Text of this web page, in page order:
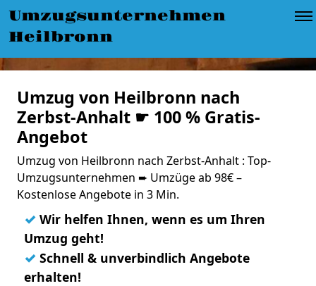
Umzugsunternehmen
Heilbronn
Umzug von Heilbronn nach
Zerbst-Anhalt ☛ 100 % Gratis-
Angebot
Umzug von Heilbronn nach Zerbst-Anhalt : Top-
Umzugsunternehmen ➨ Umzüge ab 98€ –
Kostenlose Angebote in 3 Min.
✓ Wir helfen Ihnen, wenn es um Ihren
Umzug geht!
✓ Schnell & unverbindlich Angebote
erhalten!